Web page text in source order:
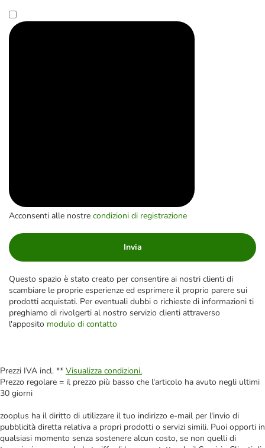
Acconsenti alle nostre condizioni di registrazione
Invia
Questo spazio è stato creato per consentire ai nostri clienti di
scambiare le proprie esperienze ed esprimere il proprio parere sui
prodotti acquistati. Per eventuali dubbi o richieste di informazioni ti
preghiamo di rivolgerti al nostro servizio clienti attraverso
l'apposito modulo di contatto
Prezzi IVA incl. ** Visualizza condizioni.
Prezzo regolare = il prezzo più basso che l'articolo ha avuto negli ultimi
30 giorni
zooplus ha il diritto di utilizzare il tuo indirizzo e-mail per l'invio di
pubblicità diretta relativa a propri prodotti o servizi simili. Puoi opporti in
qualsiasi momento senza sostenere alcun costo, se non quelli di